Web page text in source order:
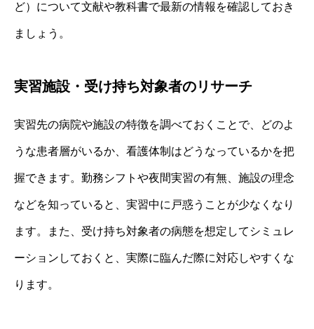
ど）について文献や教科書で最新の情報を確認しておき
ましょう。
実習施設・受け持ち対象者のリサーチ
実習先の病院や施設の特徴を調べておくことで、どのよ
うな患者層がいるか、看護体制はどうなっているかを把
握できます。勤務シフトや夜間実習の有無、施設の理念
などを知っていると、実習中に戸惑うことが少なくなり
ます。また、受け持ち対象者の病態を想定してシミュレ
ーションしておくと、実際に臨んだ際に対応しやすくな
ります。